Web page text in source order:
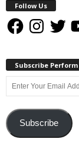
Follow Us
FacebookInstagram
Twitter
Subscribe
Enter
Your
Email
AddressSubscribe